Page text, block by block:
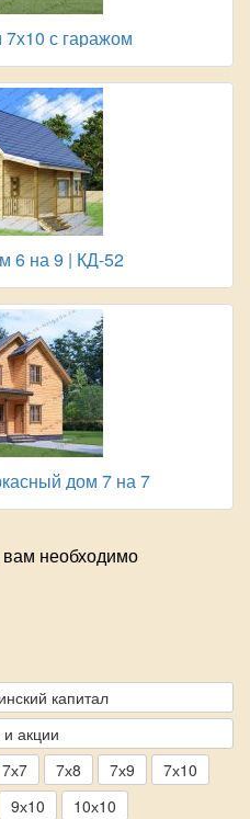
с гаражом
6 на 9 | КД-52
дом 7 на 7
необходимо
капитал
акции
7х7 7х8 7х9
7х10
9х10
10х10